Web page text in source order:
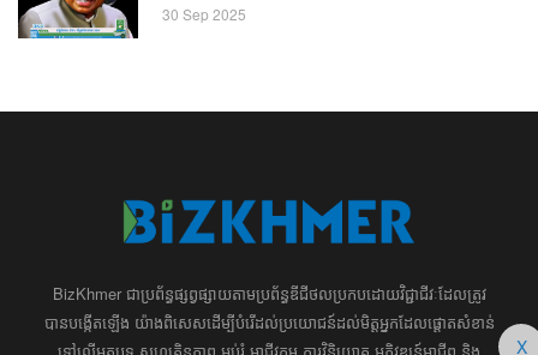
30 Sep 2025
BizKhmer ​ជា​​ប្រព័ន្ធ​ផ្សព្វផ្សាយ​តាម​ប្រព័ន្ធ​ឌីជីថល​​​ប្រកប​ដោយ​វិជ្ជាជីវៈ​ដែល​​​ត្រូវ​
បាន​បង្កើតឡើង យ៉ាង​ពិសេស​​ដើម្បី​បំរើ​ដល់​ប្រយោជន៍​​​ដល់​មិត្ត​អ្នក​ដែល​ផ្ដោត​សំខាន់​
X